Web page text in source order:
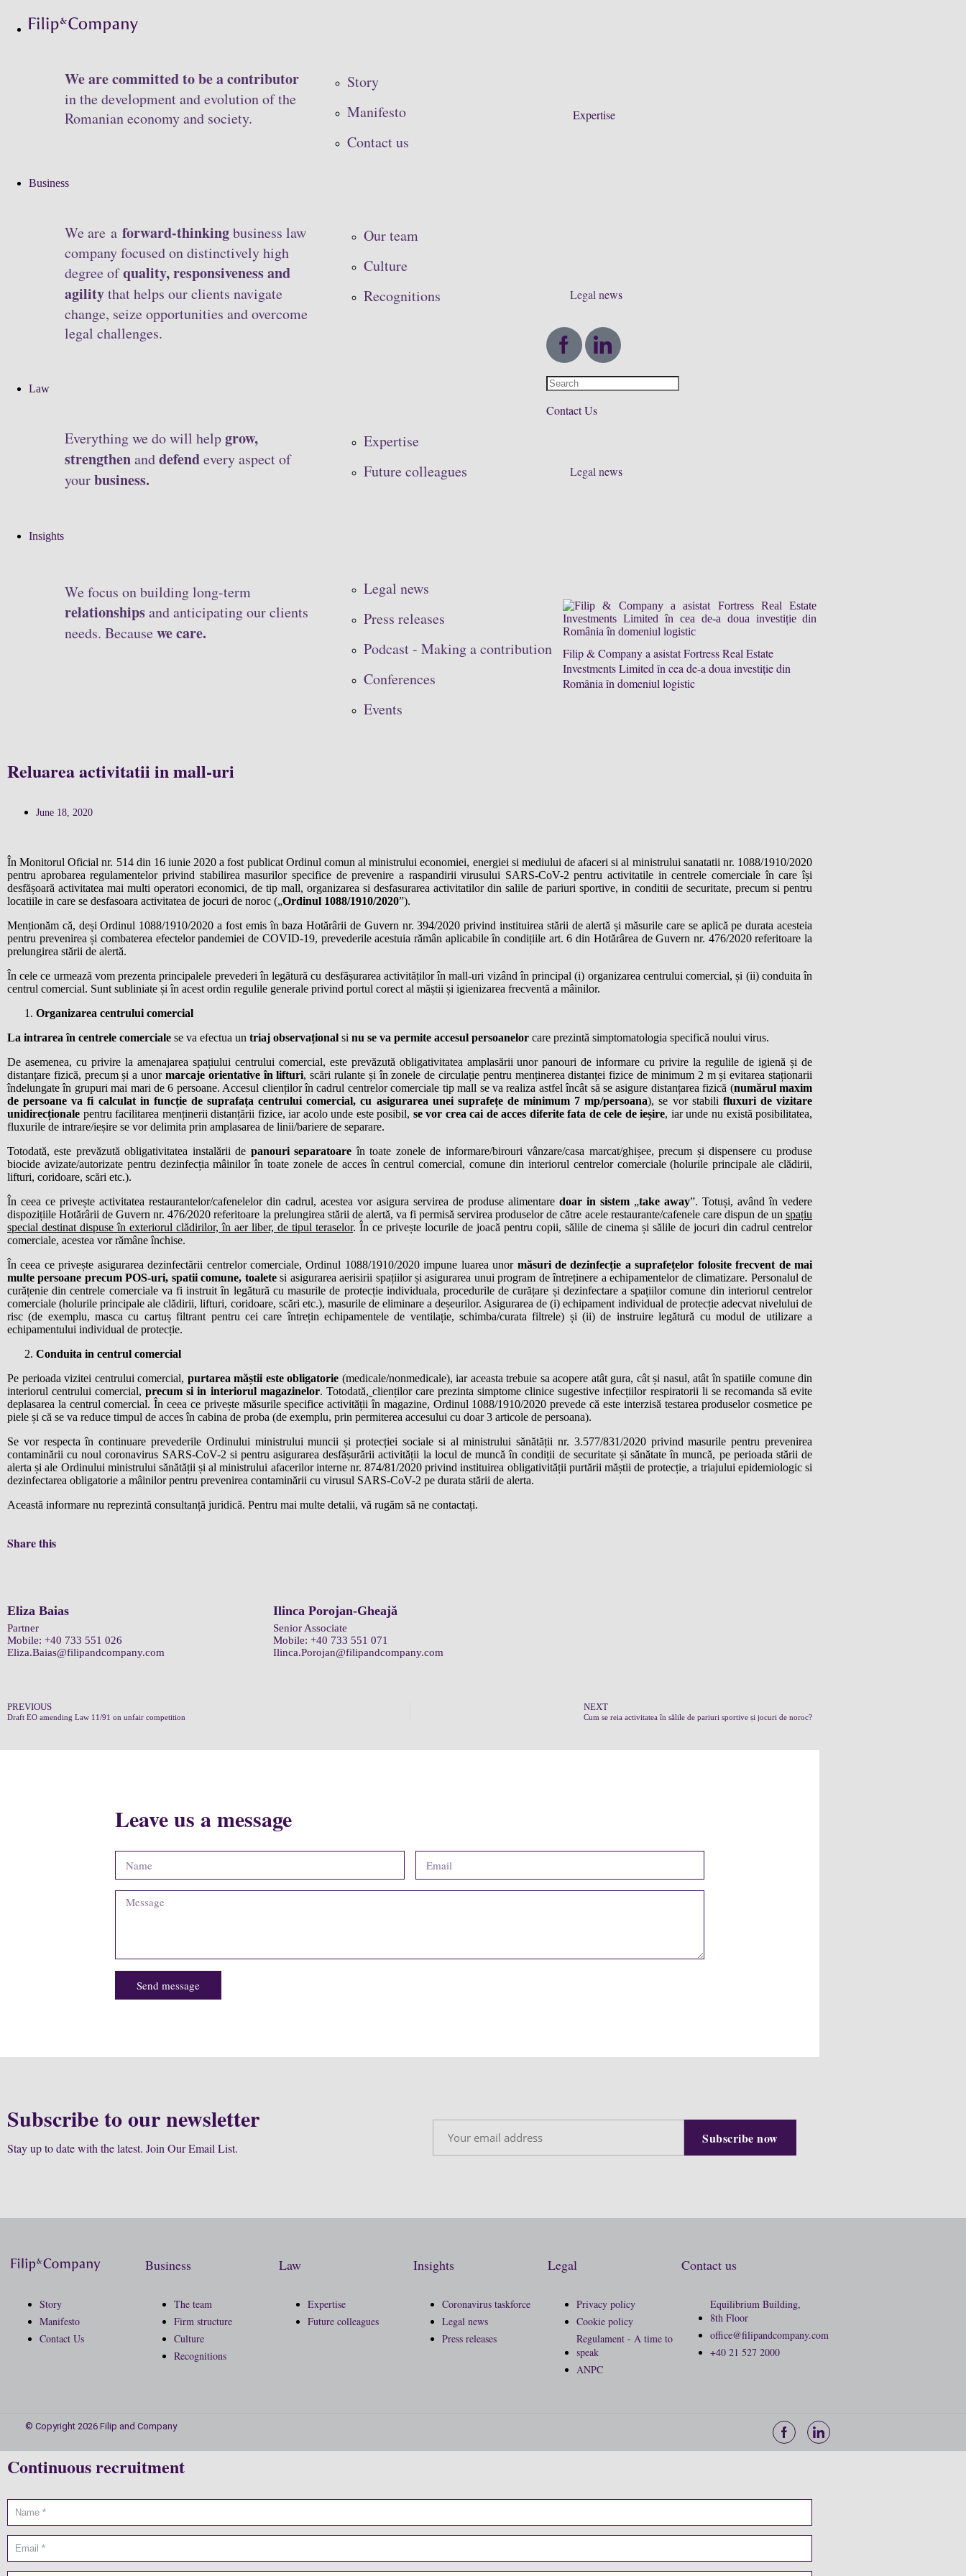
We are committed to be a contributor
in the development and evolution of the
Romanian economy and society.
Story
Manifesto
Contact us
Expertise
Business
We are a forward-thinkingbusiness law
company focused on distinctively high
degree ofquality, responsiveness and
agilitythat helps our clients navigate
change, seize opportunities and overcome
legal challenges.
Our team
Culture
Recognitions
Legal news
Law
Everything we do will helpgrow,
strengthenanddefendevery aspect of
yourbusiness.
Expertise
Future colleagues
Legal news
Insights
We focus on building long-term
relationshipsand anticipating our clients
needs. Because we care.
Legal news
Press releases
Podcast - Making a contribution
Conferences
Events
Filip & Company a asistat Fortress Real Estate
Investments Limited în cea de-a doua investiție din
România în domeniul logistic
Contact Us
Reluarea activitatii in mall-uri
June 18, 2020
În Monitorul Oficial nr. 514 din 16 iunie 2020 a fost publicat Ordinul comun al ministrului economiei, energiei si mediului de afaceri si al ministrului sanatatii nr. 1088/1910/2020
pentru aprobarea regulamentelor privind stabilirea masurilor specifice de prevenire a raspandirii virusului SARS-CoV-2 pentru activitatile in centrele comerciale în care își
desfășoară activitatea mai multi operatori economici, de tip mall, organizarea si desfasurarea activitatilor din salile de pariuri sportive, in conditii de securitate, precum si pentru
locatiile in care se desfasoara activitatea de jocuri de noroc („Ordinul 1088/1910/2020”).
Menționăm că, deși Ordinul 1088/1910/2020 a fost emis în baza Hotărârii de Guvern nr. 394/2020 privind instituirea stării de alertă și măsurile care se aplică pe durata acesteia
pentru prevenirea și combaterea efectelor pandemiei de COVID-19, prevederile acestuia rămân aplicabile în condițiile art. 6 din Hotărârea de Guvern nr. 476/2020 referitoare la
prelungirea stării de alertă.
În cele ce urmează vom prezenta principalele prevederi în legătură cu desfășurarea activităților în mall-uri vizând în principal (i) organizarea centrului comercial, și (ii) conduita în
centrul comercial. Sunt subliniate și în acest ordin regulile generale privind portul corect al măștii și igienizarea frecventă a mâinilor.
Organizarea centrului comercial
La intrarea în centrele comerciale se va efectua un triaj observațional si nu se va permite accesul persoanelor care prezintă simptomatologia specifică noului virus.
De asemenea, cu privire la amenajarea spațiului centrului comercial, este prevăzută obligativitatea amplasării unor panouri de informare cu privire la regulile de igienă și de
distanțare fizică, precum și a unor marcaje orientative în lifturi, scări rulante și în zonele de circulație pentru menținerea distanței fizice de minimum 2 m și evitarea staționarii
îndelungate în grupuri mai mari de 6 persoane. Accesul clienților în cadrul centrelor comerciale tip mall se va realiza astfel încât să se asigure distanțarea fizică (numărul maxim
de persoane va fi calculat in funcție de suprafața centrului comercial, cu asigurarea unei suprafețe de minimum 7 mp/persoana), se vor stabili fluxuri de vizitare
unidirecționale pentru facilitarea menținerii distanțării fizice, iar acolo unde este posibil, se vor crea cai de acces diferite fata de cele de ieșire, iar unde nu există posibilitatea,
fluxurile de intrare/ieșire se vor delimita prin amplasarea de linii/bariere de separare.
Totodată, este prevăzută obligativitatea instalării de panouri separatoare în toate zonele de informare/birouri vânzare/casa marcat/ghișee, precum și dispensere cu produse
biocide avizate/autorizate pentru dezinfecția mâinilor în toate zonele de acces în centrul comercial, comune din interiorul centrelor comerciale (holurile principale ale clădirii,
lifturi, coridoare, scări etc.).
În ceea ce privește activitatea restaurantelor/cafenelelor din cadrul, acestea vor asigura servirea de produse alimentare doar in sistem „take away”. Totuși, având în vedere
dispozițiile Hotărârii de Guvern nr. 476/2020 referitoare la prelungirea stării de alertă, va fi permisă servirea produselor de către acele restaurante/cafenele care dispun de un spațiu
special destinat dispuse în exteriorul clădirilor, în aer liber, de tipul teraselor. În ce privește locurile de joacă pentru copii, sălile de cinema și sălile de jocuri din cadrul centrelor
comerciale, acestea vor rămâne închise.
În ceea ce privește asigurarea dezinfectării centrelor comerciale, Ordinul 1088/1910/2020 impune luarea unor măsuri de dezinfecție a suprafețelor folosite frecvent de mai
multe persoane precum POS-uri, spatii comune, toaletesi asigurarea aerisirii spațiilor și asigurarea unui program de întreținere a echipamentelor de climatizare. Personalul de
curățenie din centrele comerciale va fi instruit în legătură cu masurile de protecție individuala, procedurile de curățare și dezinfectare a spațiilor comune din interiorul centrelor
comerciale (holurile principale ale clădirii, lifturi, coridoare, scări etc.), masurile de eliminare a deșeurilor. Asigurarea de (i) echipament individual de protecție adecvat nivelului de
risc (de exemplu, masca cu cartuș filtrant pentru cei care întrețin echipamentele de ventilație, schimba/curata filtrele) și (ii) de instruire legătură cu modul de utilizare a
echipamentului individual de protecție.
Conduita in centrul comercial
Pe perioada vizitei centrului comercial, purtarea măștii este obligatorie (medicale/nonmedicale), iar aceasta trebuie sa acopere atât gura, cât și nasul, atât în spatiile comune din
interiorul centrului comercial,precum si in interiorul magazinelor. Totodată, clienților care prezinta simptome clinice sugestive infecțiilor respiratorii li se recomanda să evite
deplasarea la centrul comercial. În ceea ce privește măsurile specifice activității în magazine, Ordinul 1088/1910/2020 prevede că este interzisă testarea produselor cosmetice pe
piele și că se va reduce timpul de acces în cabina de proba (de exemplu, prin permiterea accesului cu doar 3 articole de persoana).
Se vor respecta în continuare prevederile Ordinului ministrului muncii și protecției sociale si al ministrului sănătății nr. 3.577/831/2020 privind masurile pentru prevenirea
contaminării cu noul coronavirus SARS-CoV-2 si pentru asigurarea desfășurării activității la locul de muncă în condiții de securitate și sănătate în muncă, pe perioada stării de
alerta și ale Ordinului ministrului sănătății și al ministrului afacerilor interne nr. 874/81/2020 privind instituirea obligativității purtării măștii de protecție, a triajului epidemiologic si
dezinfectarea obligatorie a mâinilor pentru prevenirea contaminării cu virusul SARS-CoV-2 pe durata stării de alerta.
Această informare nu reprezintă consultanță juridică. Pentru mai multe detalii, vă rugăm să ne contactați.
Share this
Eliza Baias
Partner
Mobile: +40 733 551 026
Eliza.Baias@filipandcompany.com
Ilinca Porojan-Gheajă
Senior Associate
Mobile: +40 733 551 071
Ilinca.Porojan@filipandcompany.com
PREVIOUS
Draft EO amending Law 11/91 on unfair competition
NEXT
Cum se reia activitatea în sălile de pariuri sportive și jocuri de noroc?
Leave us a message
Send message
Subscribe to our newsletter
Stay up to date with the latest. Join Our Email List.
Story
Manifesto
Contact Us
Business
The team
Firm structure
Culture
Recognitions
Law
Expertise
Future colleagues
Insights
Coronavirus taskforce
Legal news
Press releases
Legal
Privacy policy
Cookie policy
Regulament - A time to
speak
ANPC
Contact us
Equilibrium Building,
8th Floor
office@filipandcompany.com
+40 21 527 2000
© Copyright 2026 Filip and Company
Continuous recruitment